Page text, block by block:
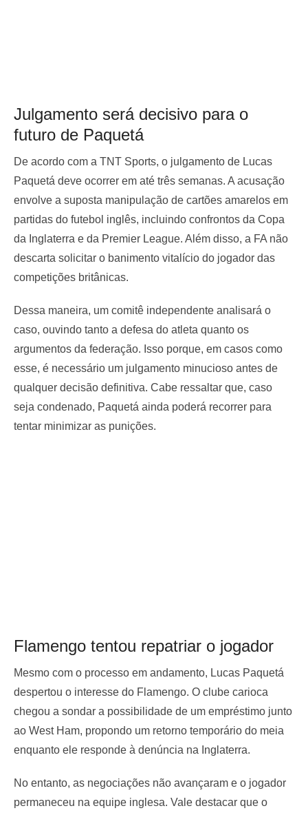
Julgamento será decisivo para o
futuro de Paquetá
De acordo com a TNT Sports, o julgamento de Lucas
Paquetá deve ocorrer em até três semanas. A acusação
envolve a suposta manipulação de cartões amarelos em
partidas do futebol inglês, incluindo confrontos da Copa
da Inglaterra e da Premier League. Além disso, a FA não
descarta solicitar o banimento vitalício do jogador das
competições britânicas.
Dessa maneira, um comitê independente analisará o
caso, ouvindo tanto a defesa do atleta quanto os
argumentos da federação. Isso porque, em casos como
esse, é necessário um julgamento minucioso antes de
qualquer decisão definitiva. Cabe ressaltar que, caso
seja condenado, Paquetá ainda poderá recorrer para
tentar minimizar as punições.
Flamengo tentou repatriar o jogador
Mesmo com o processo em andamento, Lucas Paquetá
despertou o interesse do Flamengo. O clube carioca
chegou a sondar a possibilidade de um empréstimo junto
ao West Ham, propondo um retorno temporário do meia
enquanto ele responde à denúncia na Inglaterra.
No entanto, as negociações não avançaram e o jogador
permaneceu na equipe inglesa. Vale destacar que o